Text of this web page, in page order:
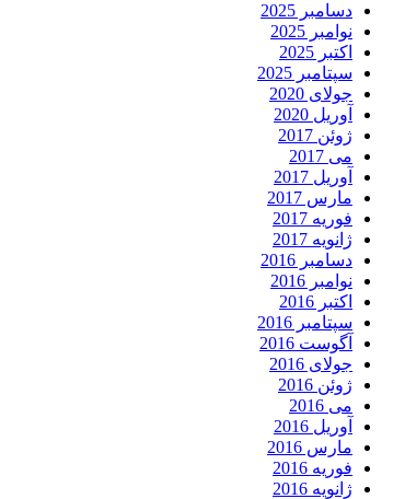
دسامبر 2025
نوامبر 2025
اکتبر 2025
سپتامبر 2025
جولای 2020
آوریل 2020
ژوئن 2017
می 2017
آوریل 2017
مارس 2017
فوریه 2017
ژانویه 2017
دسامبر 2016
نوامبر 2016
اکتبر 2016
سپتامبر 2016
آگوست 2016
جولای 2016
ژوئن 2016
می 2016
آوریل 2016
مارس 2016
فوریه 2016
ژانویه 2016